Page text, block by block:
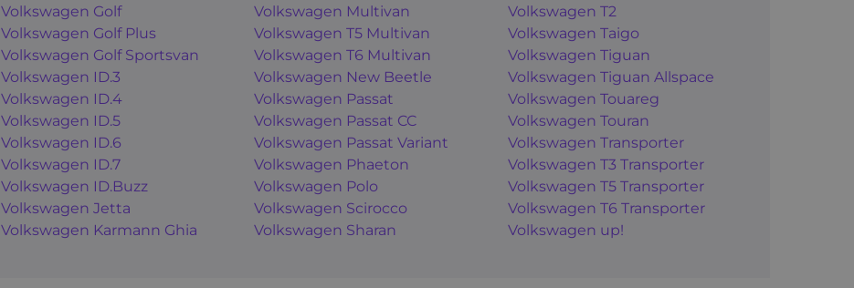
Volkswagen Golf
Volkswagen Golf Plus
Volkswagen Golf Sportsvan
Volkswagen ID.3
Volkswagen ID.4
Volkswagen ID.5
Volkswagen ID.6
Volkswagen ID.7
Volkswagen ID.Buzz
Volkswagen Jetta
Volkswagen Karmann Ghia
Volkswagen Multivan
Volkswagen T5 Multivan
Volkswagen T6 Multivan
Volkswagen New Beetle
Volkswagen Passat
Volkswagen Passat CC
Volkswagen Passat Variant
Volkswagen Phaeton
Volkswagen Polo
Volkswagen Scirocco
Volkswagen Sharan
Volkswagen T2
Volkswagen Taigo
Volkswagen Tiguan
Volkswagen Tiguan Allspace
Volkswagen Touareg
Volkswagen Touran
Volkswagen Transporter
Volkswagen T3 Transporter
Volkswagen T5 Transporter
Volkswagen T6 Transporter
Volkswagen up!